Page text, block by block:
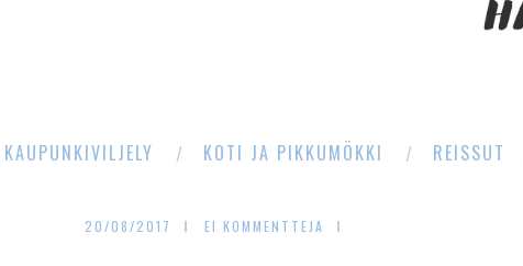
KOTI JA PIKKUMÖKKI REISSUT
20/08/2017 EI KOMMENTTEJA